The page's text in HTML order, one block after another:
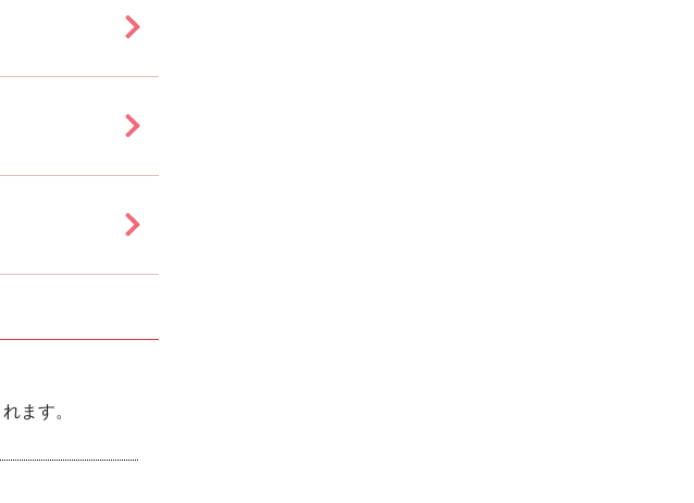
ます。